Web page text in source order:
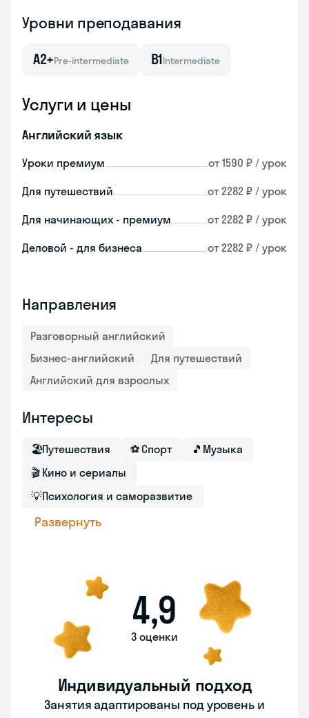
Уровни преподавания
A2+Pre-intermediate B1Intermediate
Услуги и цены
Английский язык
Уроки премиум от 1590 ₽ / урок
Для путешествий от 2282 ₽ / урок
Для начинающих - премиум от 2282 ₽ / урок
Деловой - для бизнеса от 2282 ₽ / урок
Направления
Разговорный английский
Бизнес-английский
Для путешествий
Английский для взрослых
Интересы
🏖Путешествия ⚽ Спорт 🎵 Музыка
🎬 Кино и сериалы
💡Психология и саморазвитие
Развернуть
4,9
3 оценки
Индивидуальный подход
Занятия адаптированы под уровень и